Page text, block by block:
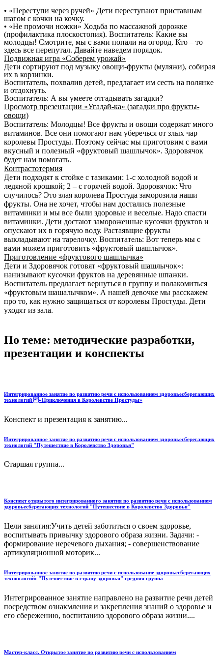
• «Переступи через ручей» Дети переступают приставным
шагом с кочки на кочку.
• «Не промочи ножки» Ходьба по массажной дорожке
(профилактика плоскостопия). Воспитатель: Какие вы
молодцы! Смотрите, мы с вами попали на огород. Кто – то
здесь все перепутал. Давайте наведем порядок.
Подвижная игра «Соберем урожай»
Дети сортируют под музыку овощи-фрукты (муляжи), собирая
их в корзинки.
Воспитатель, похвалив детей, предлагает им сесть на полянке
и отдохнуть.
Воспитатель: А вы умеете отгадывать загадки?
Просмотр презентации «Угадай-ка» (загадки про фрукты-
овощи)
Воспитатель: Молодцы! Все фрукты и овощи содержат много
витаминов. Все они помогают нам уберечься от злых чар
королевы Простуды. Поэтому сейчас мы приготовим с вами
вкусный и полезный «фруктовый шашлычок». Здоровячок
будет нам помогать.
Контрастотермия
Дети подходят к стойке с тазиками: 1-с холодной водой и
ледяной крошкой; 2 – с горячей водой. Здоровячок: Что
случилось? Это злая королева Простуда заморозила наши
фрукты. Она не хочет, чтобы нам достались полезные
витаминки и мы все были здоровые и веселые. Надо спасти
витаминки. Дети достают замороженные кусочки фруктов и
опускают их в горячую воду. Растаявщие фрукты
выкладывают на тарелочку. Воспитатель: Вот теперь мы с
вами можем приготовить «фруктовый шашлычок».
Приготовление «фруктового шашлычка»
Дети и Здоровячок готовят «фруктовый шашлычок»:
нанизывают кусочки фруктов на деревянные шпажки.
Воспитатель предлагает вернуться в группу и полакомиться
«фруктовым шашалычком». А нашей девочке мы расскажем
про то, как нужно защищаться от королевы Простуды. Дети
уходят из зала.
По теме: методические разработки,
презентации и конспекты
Интегрированное занятие по развитию речи с использованием здоровьесберегающих
технологий «Приключения в Королевстве Простуды»
Конспект и презентация к занятию...
Интегрированное занятие по развитию речи с использованием здоровьесберегающих
технологий "Путешествие в Королевство Здоровья"
Старшая группа...
Конспект открытого интегрированного занятия по развитию речи с использованием
здоровьесберегающих технологий "Путешествие в Королевство Здоровья"
Цели занятия:Учить детей заботиться о своем здоровье,
воспитывать привычку здорового образа жизни. Задачи: -
формирование неречевого дыхания; - совершенствование
артикуляционной моторик...
Интегрированное занятие по развитию речи с использование здоровьесберегающих
техноологий: "Путешествие в страну здоровья" средняя группа
Интегрированное занятие направлено на развитие речи детей
посредством ознакмления и закрепления знаний о здоровье и
его сбережению, воспитанию здорового образа жизни....
Мастер-класс. Открытое занятие по развитию речи с использованием